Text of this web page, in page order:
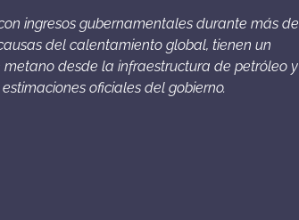
ingresos gubernamentales durante más de
del calentamiento global, tienen un
desde la infraestructura de petróleo y
oficiales del gobierno.